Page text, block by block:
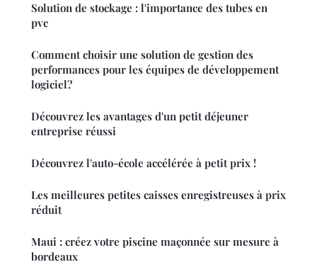
Solution de stockage : l'importance des tubes en
pvc
Comment choisir une solution de gestion des
performances pour les équipes de développement
logiciel?
Découvrez les avantages d'un petit déjeuner
entreprise réussi
Découvrez l'auto-école accélérée à petit prix !
Les meilleures petites caisses enregistreuses à prix
réduit
Maui : créez votre piscine maçonnée sur mesure à
bordeaux